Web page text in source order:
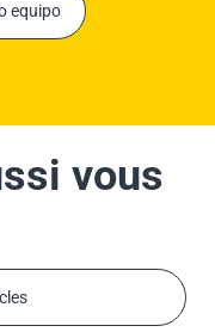
equipo
vous